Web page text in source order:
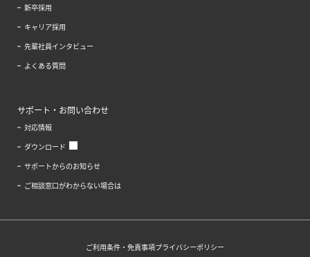
新卒採用
キャリア採用
先輩社員インタビュー
よくある質問
サポート・お問い合わせ
対応情報
ダウンロード
サポートからのお知らせ
ご相談窓口がわからない場合は
ご利用条件・免責事項プライバシーポリシー